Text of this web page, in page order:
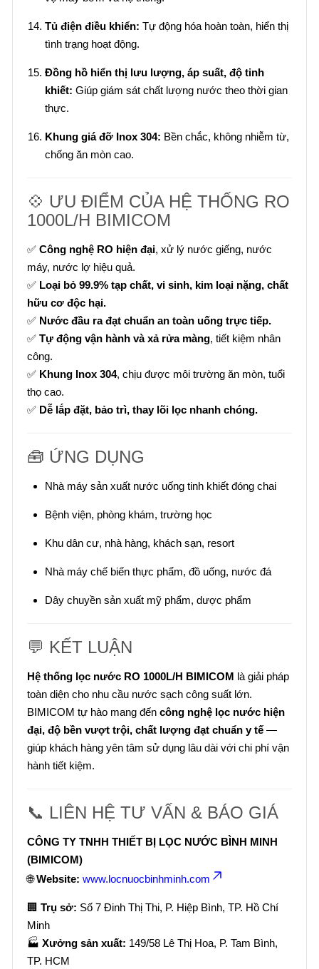
Tủ điện điều khiển: Tự động hóa hoàn toàn, hiển thị
tình trạng hoạt động.
Đồng hồ hiển thị lưu lượng, áp suất, độ tinh
khiết: Giúp giám sát chất lượng nước theo thời gian
thực.
Khung giá đỡ Inox 304: Bền chắc, không nhiễm từ,
chống ăn mòn cao.
💠 ƯU ĐIỂM CỦA HỆ THỐNG RO
1000L/H BIMICOM
✅ Công nghệ RO hiện đại, xử lý nước giếng, nước
máy, nước lợ hiệu quả.
✅ Loại bỏ 99.9% tạp chất, vi sinh, kim loại nặng, chất
hữu cơ độc hại.
✅ Nước đầu ra đạt chuẩn an toàn uống trực tiếp.
✅ Tự động vận hành và xả rửa màng, tiết kiệm nhân
công.
✅ Khung Inox 304, chịu được môi trường ăn mòn, tuổi
thọ cao.
✅ Dễ lắp đặt, bảo trì, thay lõi lọc nhanh chóng.
🧰 ỨNG DỤNG
Nhà máy sản xuất nước uống tinh khiết đóng chai
Bệnh viện, phòng khám, trường học
Khu dân cư, nhà hàng, khách sạn, resort
Nhà máy chế biến thực phẩm, đồ uống, nước đá
Dây chuyền sản xuất mỹ phẩm, dược phẩm
💬 KẾT LUẬN
Hệ thống lọc nước RO 1000L/H BIMICOM là giải pháp
toàn diện cho nhu cầu nước sạch công suất lớn.
BIMICOM tự hào mang đến công nghệ lọc nước hiện
đại, độ bền vượt trội, chất lượng đạt chuẩn y tế —
giúp khách hàng yên tâm sử dụng lâu dài với chi phí vận
hành tiết kiệm.
📞 LIÊN HỆ TƯ VẤN & BÁO GIÁ
CÔNG TY TNHH THIẾT BỊ LỌC NƯỚC BÌNH MINH
(BIMICOM)
🌐Website: www.locnuocbinhminh.com
🏢 Trụ sở: Số 7 Đinh Thị Thi, P. Hiệp Bình, TP. Hồ Chí
Minh
🏭 Xưởng sản xuất: 149/58 Lê Thị Hoa, P. Tam Bình,
TP. HCM